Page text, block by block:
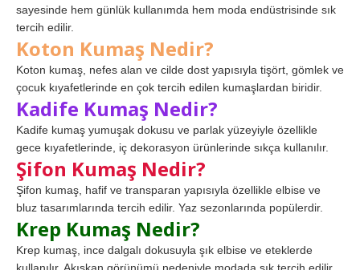
sayesinde hem günlük kullanımda hem moda endüstrisinde sık
tercih edilir.
Koton Kumaş Nedir?
Koton kumaş, nefes alan ve cilde dost yapısıyla tişört, gömlek ve
çocuk kıyafetlerinde en çok tercih edilen kumaşlardan biridir.
Kadife Kumaş Nedir?
Kadife kumaş yumuşak dokusu ve parlak yüzeyiyle özellikle
gece kıyafetlerinde, iç dekorasyon ürünlerinde sıkça kullanılır.
Şifon Kumaş Nedir?
Şifon kumaş, hafif ve transparan yapısıyla özellikle elbise ve
bluz tasarımlarında tercih edilir. Yaz sezonlarında popülerdir.
Krep Kumaş Nedir?
Krep kumaş, ince dalgalı dokusuyla şık elbise ve eteklerde